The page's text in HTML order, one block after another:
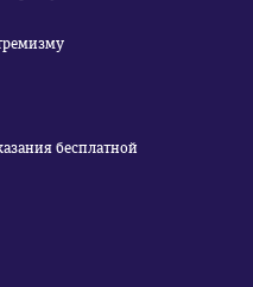
бесплатной